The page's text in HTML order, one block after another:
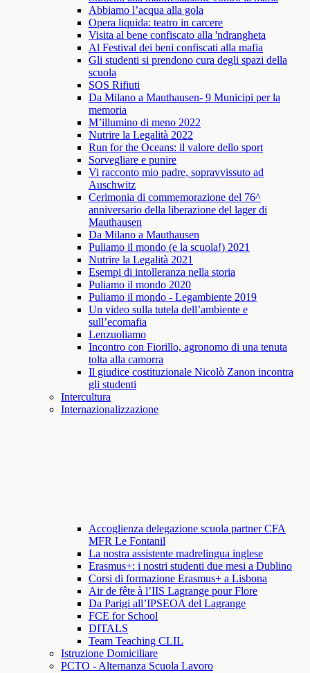
Abbiamo l’acqua alla gola
Opera liquida: teatro in carcere
Visita al bene confiscato alla 'ndrangheta
Al Festival dei beni confiscati alla mafia
Gli studenti si prendono cura degli spazi della
scuola
SOS Rifiuti
Da Milano a Mauthausen- 9 Municipi per la
memoria
M’illumino di meno 2022
Nutrire la Legalità 2022
Run for the Oceans: il valore dello sport
Sorvegliare e punire
Vi racconto mio padre, sopravvissuto ad
Auschwitz
Cerimonia di commemorazione del 76^
anniversario della liberazione del lager di
Mauthausen
Da Milano a Mauthausen
Puliamo il mondo (e la scuola!) 2021
Nutrire la Legalità 2021
Esempi di intolleranza nella storia
Puliamo il mondo 2020
Puliamo il mondo - Legambiente 2019
Un video sulla tutela dell’ambiente e
sull’ecomafia
Lenzuoliamo
Incontro con Fiorillo, agronomo di una tenuta
tolta alla camorra
Il giudice costituzionale Nicolò Zanon incontra
gli studenti
Intercultura
Internazionalizzazione
Accoglienza delegazione scuola partner CFA
MFR Le Fontanil
La nostra assistente madrelingua inglese
Erasmus+: i nostri studenti due mesi a Dublino
Corsi di formazione Erasmus+ a Lisbona
Air de fête à l’IIS Lagrange pour Flore
Da Parigi all’IPSEOA del Lagrange
FCE for School
DITALS
Team Teaching CLIL
Istruzione Domiciliare
PCTO - Alternanza Scuola Lavoro